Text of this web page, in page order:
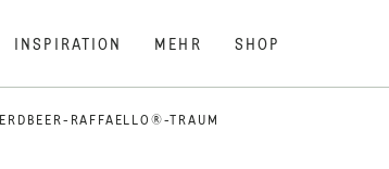
INSPIRATION MEHR SHOP
ERDBEER-RAFFAELLO®-TRAUM